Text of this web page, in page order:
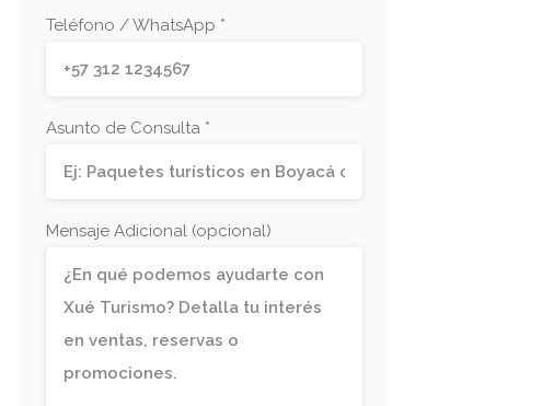
Teléfono / WhatsApp *
Asunto de Consulta *
Mensaje Adicional (opcional)